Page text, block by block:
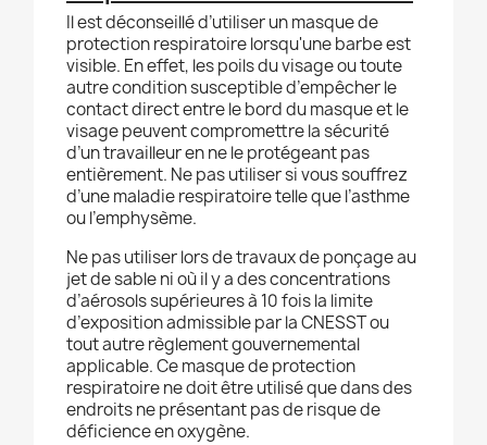
Il est déconseillé d’utiliser un masque de
protection respiratoire lorsqu'une barbe est
visible. En effet, les poils du visage ou toute
autre condition susceptible d’empêcher le
contact direct entre le bord du masque et le
visage peuvent compromettre la sécurité
d’un travailleur en ne le protégeant pas
entièrement. Ne pas utiliser si vous souffrez
d’une maladie respiratoire telle que l’asthme
ou l’emphysème.
Ne pas utiliser lors de travaux de ponçage au
jet de sable ni où il y a des concentrations
d’aérosols supérieures à 10 fois la limite
d’exposition admissible par la CNESST ou
tout autre règlement gouvernemental
applicable. Ce masque de protection
respiratoire ne doit être utilisé que dans des
endroits ne présentant pas de risque de
déficience en oxygène.